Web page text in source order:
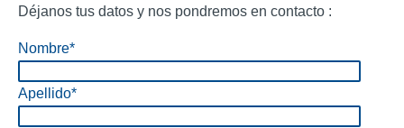
Déjanos tus datos y nos pondremos en contacto :
Nombre*
Apellido*